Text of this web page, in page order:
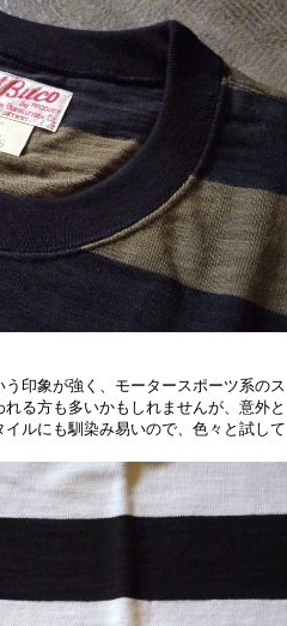
印象が強く、モータースポーツ系のス
る方も多いかもしれませんが、意外と
イルにも馴染み易いので、色々と試して